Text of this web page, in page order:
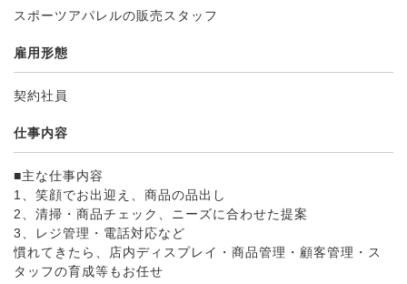
スポーツアパレルの販売スタッフ
雇用形態
契約社員
仕事内容
■主な仕事内容
1、笑顔でお出迎え、商品の品出し
2、清掃・商品チェック、ニーズに合わせた提案
3、レジ管理・電話対応など
慣れてきたら、店内ディスプレイ・商品管理・顧客管理・ス
タッフの育成等もお任せ